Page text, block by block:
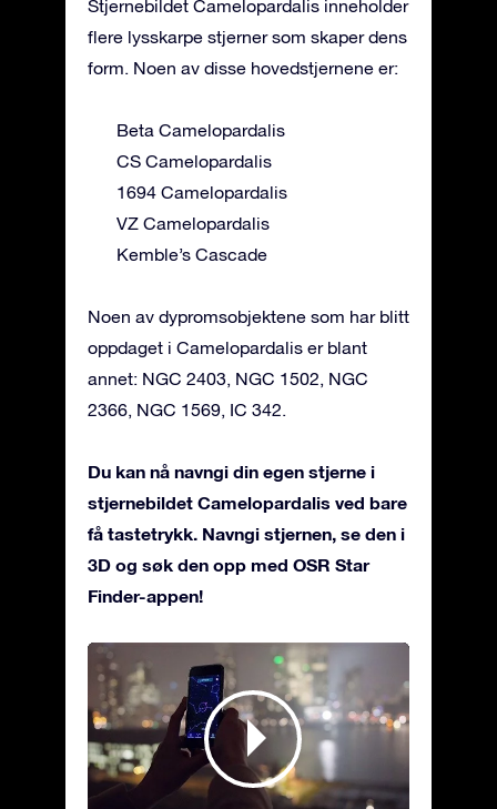
Stjernebildet Camelopardalis inneholder
flere lysskarpe stjerner som skaper dens
form. Noen av disse hovedstjernene er:
Beta Camelopardalis
CS Camelopardalis
1694 Camelopardalis
VZ Camelopardalis
Kemble’s Cascade
Noen av dypromsobjektene som har blitt
oppdaget i Camelopardalis er blant
annet: NGC 2403, NGC 1502, NGC
2366, NGC 1569, IC 342.
Du kan nå navngi din egen stjerne i
stjernebildet Camelopardalis ved bare
få tastetrykk. Navngi stjernen, se den i
3D og søk den opp med OSR Star
Finder-appen!